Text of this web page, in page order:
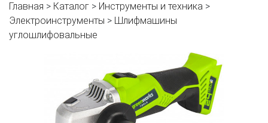
Главная > Каталог > Инструменты и техника >
Электроинструменты > Шлифмашины
углошлифовальные